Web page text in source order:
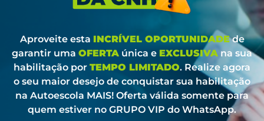
Aproveite esta INCRÍVEL OPORTUNIDADEde
garantir uma OFERTA única e EXCLUSIVA na sua
habilitação por TEMPO LIMITADO. Realize agora
o seu maior desejo de conquistar sua habilitação
na Autoescola MAIS! Oferta válida somente para
quem estiver no GRUPO VIP do WhatsApp.